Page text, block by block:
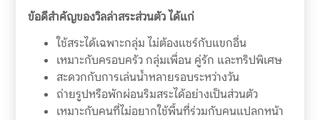
ข้อดีสำคัญของวิลล่าสระส่วนตัว ได้แก่
ใช้สระได้เฉพาะกลุ่ม ไม่ต้องแชร์กับแขกอื่น
เหมาะกับครอบครัว กลุ่มเพื่อน คู่รัก และทริปพิเศษ
สะดวกกับการเล่นน้ำหลายรอบระหว่างวัน
ถ่ายรูปหรือพักผ่อนริมสระได้อย่างเป็นส่วนตัว
เหมาะกับคนที่ไม่อยากใช้พื้นที่ร่วมกับคนแปลกหน้า